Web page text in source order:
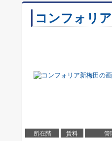
コンフォリ
所在階 賃料 管